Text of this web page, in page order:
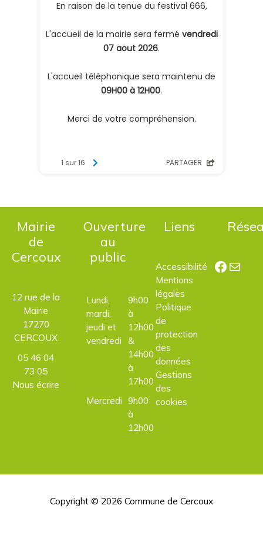
Mairie
de
Cercoux
12 rue de la
Mairie
17270
CERCOUX
05 46 04
73 05
Nous écrire
Ouverture
au
public
Lundi,
mardi,
jeudi et
vendredi
9h00
à
12h00
&
14h00
à
17h00
Mercredi 9h00
à
12h00
Liens
Accessibilité
Mentions
légales
Politique
de
protection
des
données
Gestions
des
cookies
E-mail
Copyright © 2026 Commune de Cercoux